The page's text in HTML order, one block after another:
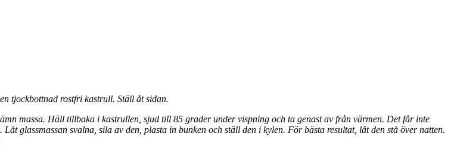
tjockbottnad rostfri kastrull. Ställ åt sidan.
massa. Häll tillbaka i kastrullen, sjud till 85 grader under vispning och ta genast av från värmen. Det får inte
glassmassan svalna, sila av den, plasta in bunken och ställ den i kylen. För bästa resultat, låt den stå över natten.